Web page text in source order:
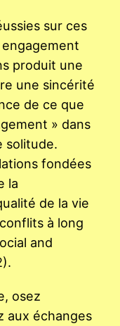
sur ces
produit une
une sincérité
de ce que
» dans
solitude.
fondées
la
de la vie
à long
and
osez
aux échanges